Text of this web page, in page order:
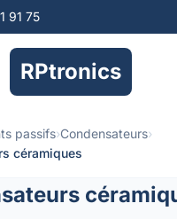
91 75
RPtronics
passifs›Condensateurs›
céramiques